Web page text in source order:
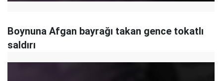
Boynuna Afgan bayrağı takan gence tokatlı
saldırı